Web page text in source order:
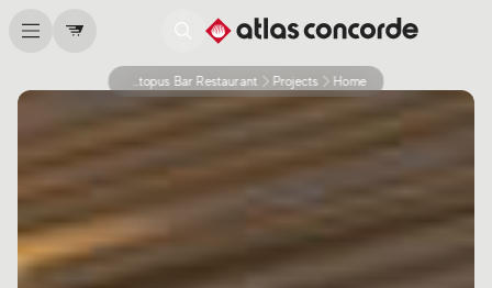
Home
Projects
Octopus Bar Restaurant